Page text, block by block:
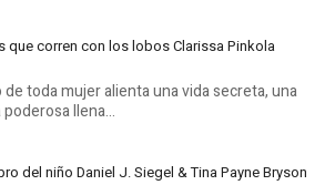
que corren con los lobos Clarissa Pinkola
toda mujer alienta una vida secreta, una
llena...
del niño Daniel J. Siegel & Tina Payne Bryson